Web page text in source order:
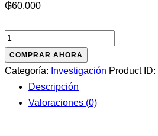
₲60.000
Washburn
la
conspiración
paraguaya
COMPRAR AHORA
Categoría: Investigación Product ID:
Descripción
Valoraciones (0)